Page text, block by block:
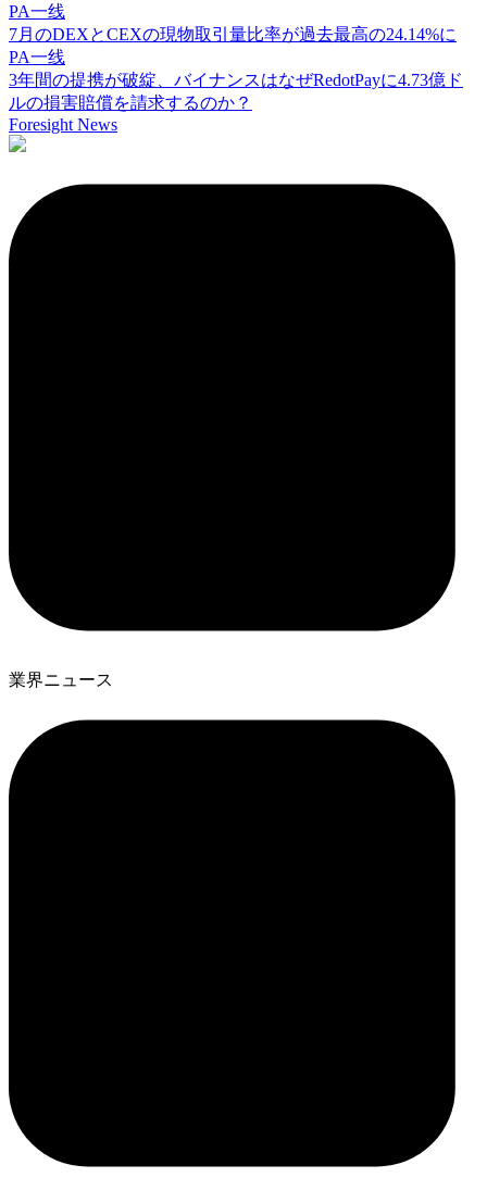
PA一线
7月のDEXとCEXの現物取引量比率が過去最高の24.14%に
PA一线
3年間の提携が破綻、バイナンスはなぜRedotPayに4.73億ド
ルの損害賠償を請求するのか？
Foresight News
業界ニュース